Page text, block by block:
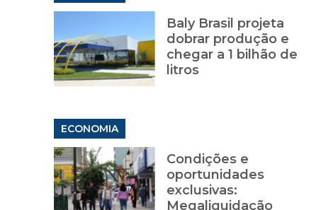
Baly Brasil projeta
dobrar produção e
chegar a 1 bilhão de
litros
ECONOMIA
Condições e
oportunidades
exclusivas:
Megaliquidação